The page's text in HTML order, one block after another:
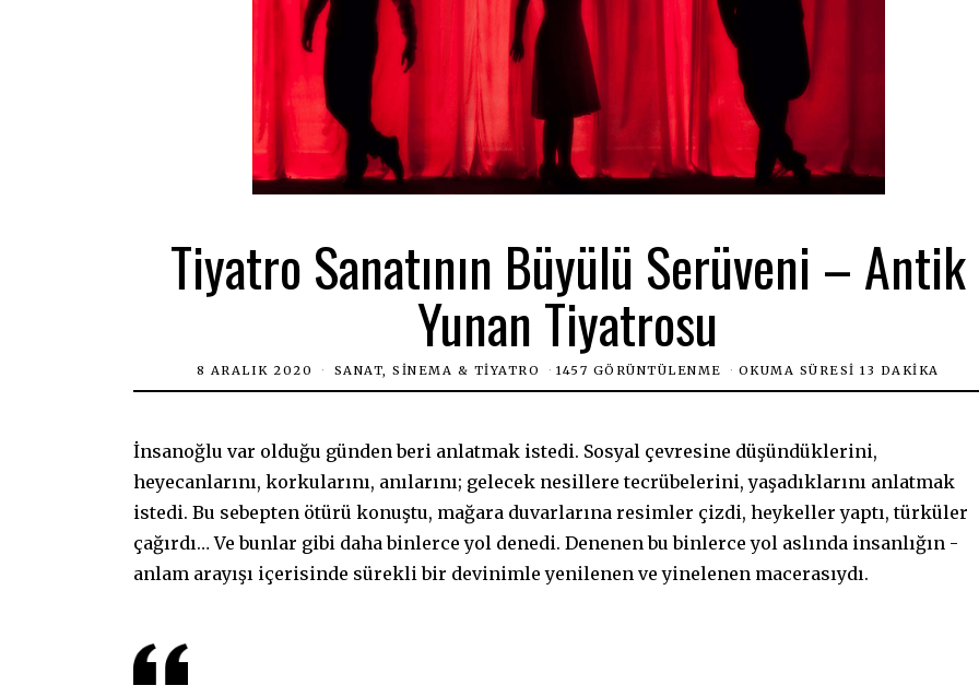
Tiyatro Sanatının Büyülü Serüveni – Antik
Yunan Tiyatrosu
8 ARALIK 2020 SANAT, SINEMA & TIYATRO 1457 GÖRÜNTÜLENME OKUMA SÜRESI 13 DAKIKA
İnsanoğlu var olduğu günden beri anlatmak istedi. Sosyal çevresine düşündüklerini,
heyecanlarını, korkularını, anılarını; gelecek nesillere tecrübelerini, yaşadıklarını anlatmak
istedi. Bu sebepten ötürü konuştu, mağara duvarlarına resimler çizdi, heykeller yaptı, türküler
çağırdı… Ve bunlar gibi daha binlerce yol denedi. Denenen bu binlerce yol aslında insanlığın -
anlam arayışı içerisinde sürekli bir devinimle yenilenen ve yinelenen macerasıydı.